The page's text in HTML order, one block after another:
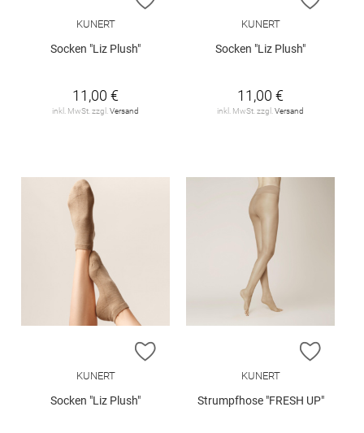
KUNERT
Socken "Liz Plush"
11,00 €
inkl. MwSt. zzgl. Versand
KUNERT
Socken "Liz Plush"
11,00 €
inkl. MwSt. zzgl. Versand
ZUR WUNSCHLISTE HINZUFÜGEN
KUNERT
Socken "Liz Plush"
ZUR
KUNERT
Strumpfhose "FRESH UP"